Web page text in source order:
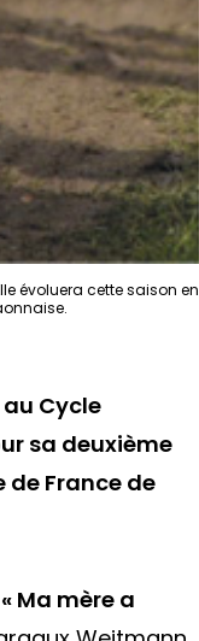
évoluera cette saison en
Cycle
sa deuxième
de France de
« Ma mère a